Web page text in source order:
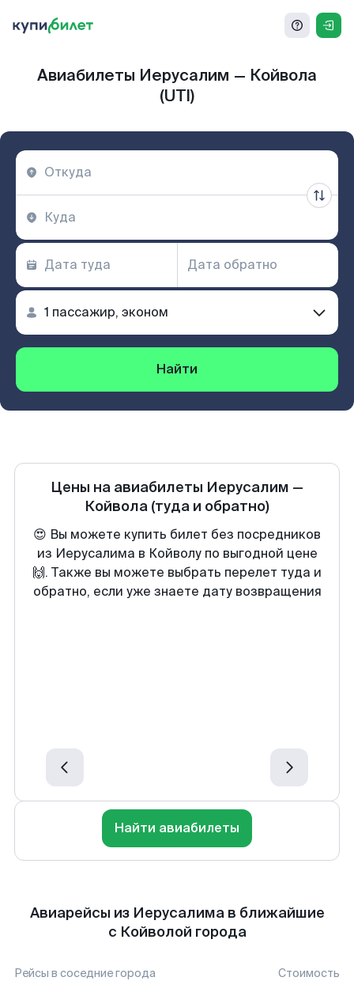
Авиабилеты Иерусалим — Койвола
(UTI)
Найти
Цены на авиабилеты Иерусалим —
Койвола (туда и обратно)
😍 Вы можете купить билет без посредников
из Иерусалима в Койволу по выгодной цене
🙌. Также вы можете выбрать перелет туда и
обратно, если уже знаете дату возвращения
Найти авиабилеты
Авиарейсы из Иерусалима в ближайшие
с Койволой города
Рейсы в соседние города Стоимость